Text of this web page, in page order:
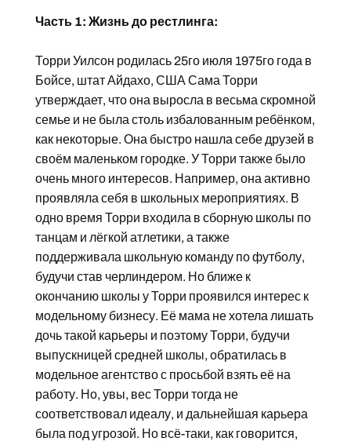
Часть 1: Жизнь до рестлинга:
Торри Уилсон родилась 25го июля 1975го года в
Бойсе, штат Айдахо, США Сама Торри
утверждает, что она выросла в весьма скромной
семье и не была столь избалованным ребёнком,
как некоторые. Она быстро нашла себе друзей в
своём маленьком городке. У Торри также было
очень много интересов. Например, она активно
проявляла себя в школьных мероприятиях. В
одно время Торри входила в сборную школы по
танцам и лёгкой атлетики, а также
поддерживала школьную команду по футболу,
будучи став черлиндером. Но ближе к
окончанию школы у Торри проявился интерес к
модельному бизнесу. Её мама не хотела лишать
дочь такой карьеры и поэтому Торри, будучи
выпускницей средней школы, обратилась в
модельное агентство с просьбой взять её на
работу. Но, увы, вес Торри тогда не
соответствовал идеалу, и дальнейшая карьера
была под угрозой. Но всё-таки, как говорится,